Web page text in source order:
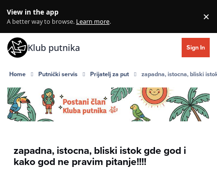
View in the app
A better way to browse. Learn more. ×
Klub putnika Sign In
Home Putnički servis Prijatelj za put zapadna, istocna, bliski
zapadna, istocna, bliski istok gde god i
kako god ne pravim pitanje!!!!